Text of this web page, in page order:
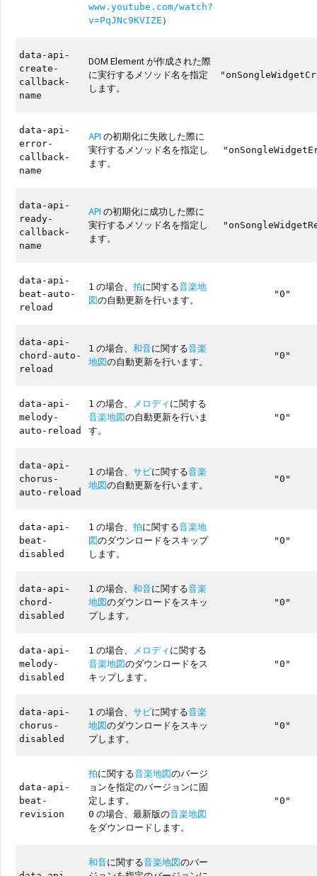
www.youtube.com/watch?
v=PqJNc9KVIZE ）
data-api-
create-
callback-
name
DOM Element が作成された際
に実行するメソッド名を指定
します。
data-api-
error-
callback-
name
API の初期化に失敗した際に
実行するメソッド名を指定し
ます。
data-api-
ready-
callback-
name
API の初期化に成功した際に
実行するメソッド名を指定し
ます。
data-api-
beat-auto-
reload
1 の場合、拍に関する音楽地
図の自動更新を行います。
"0"
data-api-
chord-auto-
reload
1 の場合、和音に関する音楽
地図の自動更新を行います。
"0"
data-api-
melody-
auto-reload
1 の場合、 メロディに関する
音楽地図の自動更新を行いま
す。
"0"
data-api-
chorus-
auto-reload
1 の場合、サビに関する音楽
地図の自動更新を行います。
"0"
data-api-
beat-
disabled
1 の場合、拍に関する音楽地
図のダウンロードをスキップ
します。
"0"
data-api-
chord-
disabled
1 の場合、和音に関する音楽
地図のダウンロードをスキッ
プします。
"0"
data-api-
melody-
disabled
1 の場合、 メロディに関する
音楽地図のダウンロードをス
キップします。
"0"
data-api-
chorus-
disabled
1 の場合、サビに関する音楽
地図のダウンロードをスキッ
プします。
"0"
data-api-
beat-
revision
拍に関する音楽地図のバージ
ョンを指定のバージョンに固
定します。
0 の場合、最新版の音楽地図
をダウンロードします。
"0"
和音に関する音楽地図のバー